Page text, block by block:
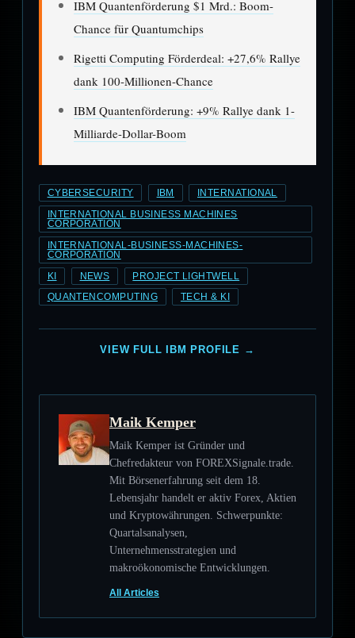
IBM Quantenförderung $1 Mrd.: Boom-
Chance für Quantumchips
Rigetti Computing Förderdeal: +27,6% Rallye
dank 100-Millionen-Chance
IBM Quantenförderung: +9% Rallye dank 1-
Milliarde-Dollar-Boom
CYBERSECURITY IBM INTERNATIONAL
INTERNATIONAL BUSINESS MACHINES
CORPORATION
INTERNATIONAL-BUSINESS-MACHINES-
CORPORATION
KI NEWS PROJECT LIGHTWELL
QUANTENCOMPUTING TECH & KI
VIEW FULL IBM PROFILE →
Maik Kemper
Maik Kemper ist Gründer und
Chefredakteur von FOREXSignale.trade.
Mit Börsenerfahrung seit dem 18.
Lebensjahr handelt er aktiv Forex, Aktien
und Kryptowährungen. Schwerpunkte:
Quartalsanalysen,
Unternehmensstrategien und
makroökonomische Entwicklungen.
All Articles